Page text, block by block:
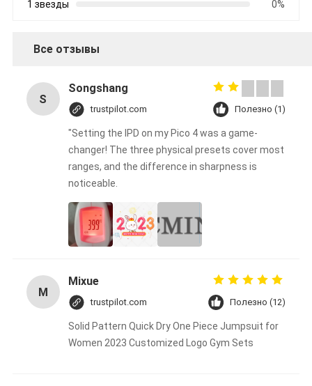
1 звезды 0%
Все отзывы
S
Songshang
trustpilot.com Полезно (1)
"Setting the IPD on my Pico 4 was a game-
changer! The three physical presets cover most
ranges, and the difference in sharpness is
noticeable.
M
Mixue
trustpilot.com Полезно (12)
Solid Pattern Quick Dry One Piece Jumpsuit for
Women 2023 Customized Logo Gym Sets